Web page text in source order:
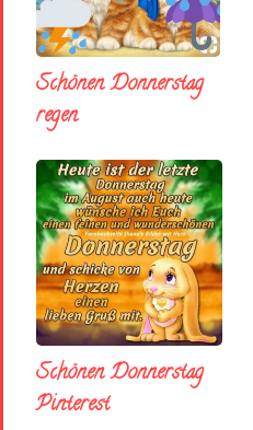
Schönen Donnerstag
regen
Schönen Donnerstag
Pinterest